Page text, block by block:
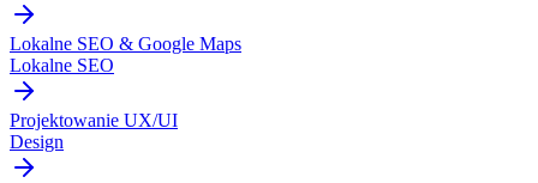
Lokalne SEO & Google Maps
Lokalne SEO
Projektowanie UX/UI
Design